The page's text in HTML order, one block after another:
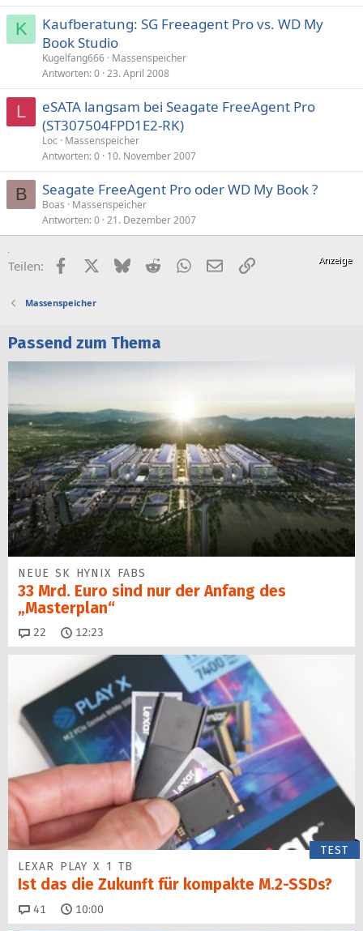
K
Kaufberatung: SG Freeagent Pro vs. WD My
Book Studio
Kugelfang666 Massenspeicher
Antworten 0 23. April 2008
L
eSATA langsam bei Seagate FreeAgent Pro
(ST307504FPD1E2-RK)
Loc
Massenspeicher
Antworten 0 10. November 2007
B Seagate FreeAgent Pro oder WD My Book ?
Boas
Massenspeicher
Antworten 0 21. Dezember 2007
Teilen: FacebookX (Twitter)
BlueskyRedditWhatsApp
E-MailLink
Massenspeicher
Passend zum Thema
NEUE SK HYNIX FABS
33 Mrd. Euro sind nur der Anfang des
„Masterplan“
22 Kommentare
12:23
TEST
LEXAR PLAY X 1 TB
Ist das die Zukunft für kompakte M.2-SSDs?
41 Kommentare
10:00